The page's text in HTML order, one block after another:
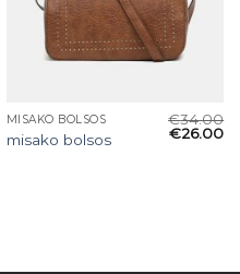
MISAKO BOLSOS
misako bolsos
€34.00
€26.00